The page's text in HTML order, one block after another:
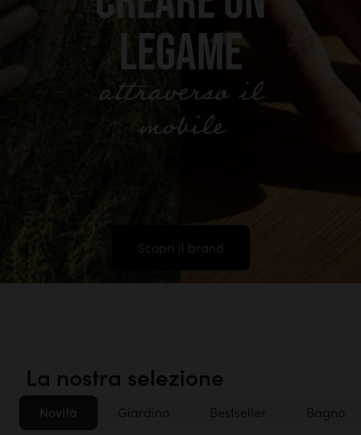
LEGAME
attraverso il
mobile
Scopri il brand
La nostra selezione
Novità Giardino Bestseller Bagno